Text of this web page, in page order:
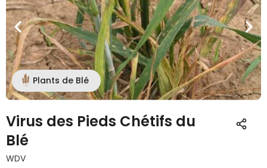
Plants de Blé
Virus des Pieds Chétifs du
Blé
WDV